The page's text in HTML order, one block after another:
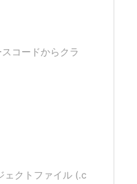
コードからクラ
ェクトファイル (.c